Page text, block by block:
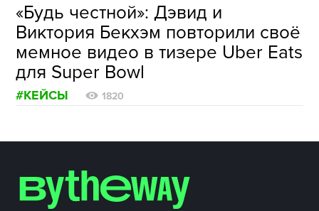
«Будь честной»: Дэвид и
Виктория Бекхэм повторили своё
мемное видео в тизере Uber Eats
для Super Bowl
#КЕЙСЫ 1820